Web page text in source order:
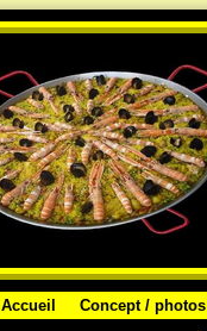
Accueil Concept / photos